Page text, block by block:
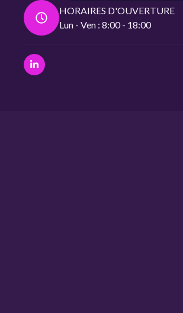
HORAIRES D'OUVERTURE
Lun - Ven : 8:00 - 18:00